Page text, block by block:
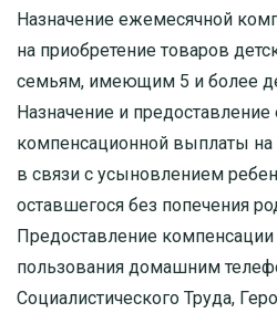
Назначение ежемесячной
на приобретение товаров
семьям, имеющим 5 и более
Назначение и
компенсационной выплаты
в связи с усыновлением
оставшегося без попечения
Предоставление компенсации
пользования домашним
Социалистического Труда,